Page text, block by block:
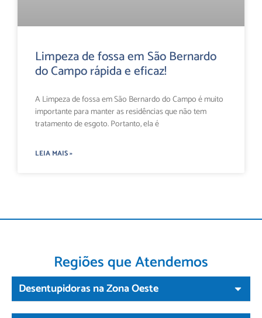
Limpeza de fossa em São Bernardo
do Campo rápida e eficaz!
A Limpeza de fossa em São Bernardo do Campo é muito
importante para manter as residências que não tem
tratamento de esgoto. Portanto, ela é
LEIA MAIS »
Regiões que Atendemos
Desentupidoras na Zona Oeste